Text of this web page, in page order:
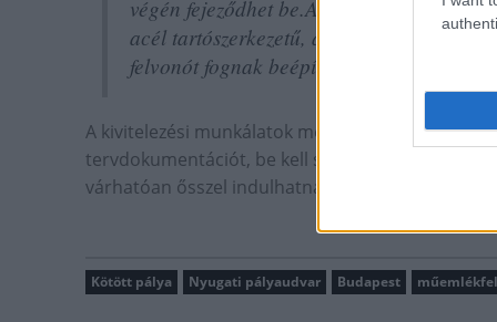
végén fejeződhet be.A használaton
acél tartószerkezetű, aknával szerelt
felvonót fognak beépíteni.
A kivitelezési munkálatok megkezdése előtt el
tervdokumentációt, be kell szerezni
várhatóan ősszel indulhatnak a munkálatok, és
Kötött pálya Nyugati pályaudvar Budapest